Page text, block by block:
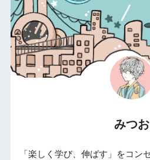
みつお
「楽しく学び、伸ばす」をコン